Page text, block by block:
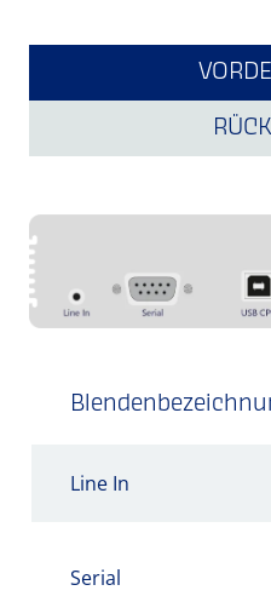
Line In
Serial